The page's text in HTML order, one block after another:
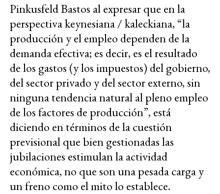
Pinkusfeld Bastos al expresar que en la
perspectiva keynesiana / kaleckiana, “la
producción y el empleo dependen de la
demanda efectiva; es decir, es el resultado
de los gastos (y los impuestos) del gobierno,
del sector privado y del sector externo, sin
ninguna tendencia natural al pleno empleo
de los factores de producción”, está
diciendo en términos de la cuestión
previsional que bien gestionadas las
jubilaciones estimulan la actividad
económica, no que son una pesada carga y
un freno como el mito lo establece.